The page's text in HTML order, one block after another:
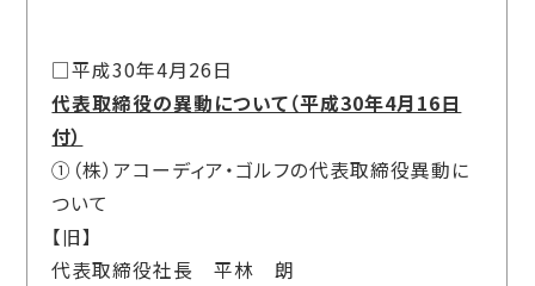
□平成30年4月26日
代表取締役の異動について（平成30年4月16日
付）
①（株）アコーディア・ゴルフの代表取締役異動に
ついて
【旧】
代表取締役社長 平林 朗